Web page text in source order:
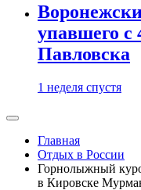
упавшего с
Павловска
1 неделя спустя
Главная
Отдых в России
Горнолыжный
в Кировске